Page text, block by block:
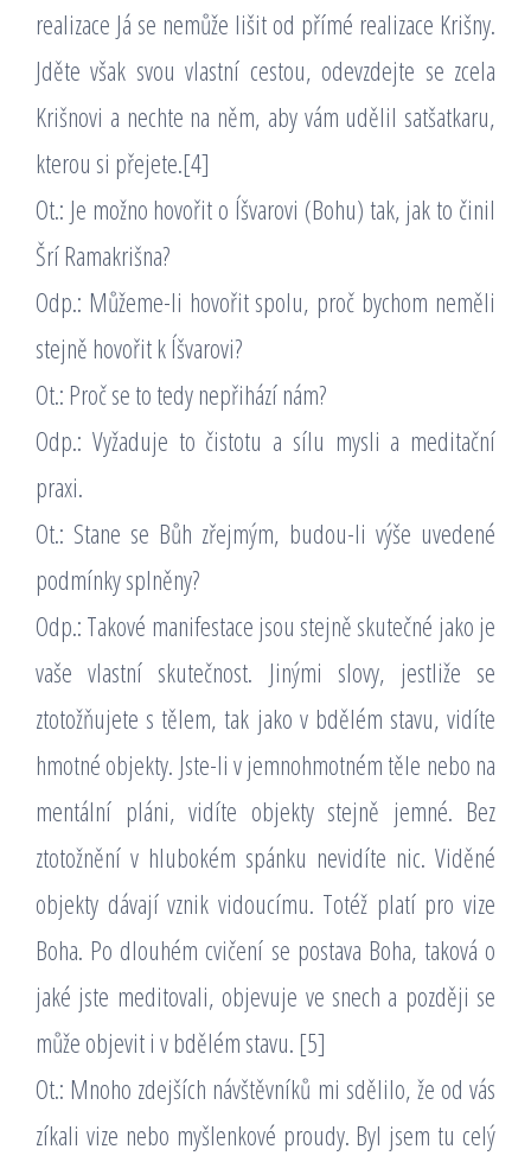
realizace Já se nemůže lišit od přímé realizace Krišny.
Jděte však svou vlastní cestou, odevzdejte se zcela
Krišnovi a nechte na něm, aby vám udělil satšatkaru,
kterou si přejete.[4]
Ot.: Je možno hovořit o Íšvarovi (Bohu) tak, jak to činil
Šrí Ramakrišna?
Odp.: Můžeme-li hovořit spolu, proč bychom neměli
stejně hovořit k Íšvarovi?
Ot.: Proč se to tedy nepřihází nám?
Odp.: Vyžaduje to čistotu a sílu mysli a meditační
praxi.
Ot.: Stane se Bůh zřejmým, budou-li výše uvedené
podmínky splněny?
Odp.: Takové manifestace jsou stejně skutečné jako je
vaše vlastní skutečnost. Jinými slovy, jestliže se
ztotožňujete s tělem, tak jako v bdělém stavu, vidíte
hmotné objekty. Jste-li v jemnohmotném těle nebo na
mentální pláni, vidíte objekty stejně jemné. Bez
ztotožnění v hlubokém spánku nevidíte nic. Viděné
objekty dávají vznik vidoucímu. Totéž platí pro vize
Boha. Po dlouhém cvičení se postava Boha, taková o
jaké jste meditovali, objevuje ve snech a později se
může objevit i v bdělém stavu. [5]
Ot.: Mnoho zdejších návštěvníků mi sdělilo, že od vás
zíkali vize nebo myšlenkové proudy. Byl jsem tu celý